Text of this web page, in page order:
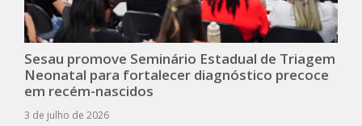
Sesau promove Seminário Estadual de Triagem
Neonatal para fortalecer diagnóstico precoce
em recém-nascidos
3 de julho de 2026